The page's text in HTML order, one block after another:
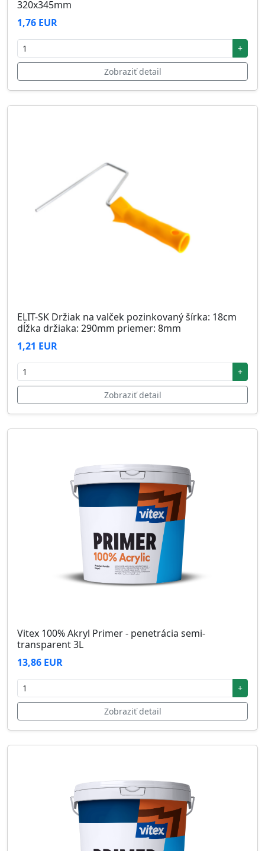
320x345mm
1,76 EUR
+
Zobraziť detail
ELIT-SK Držiak na valček pozinkovaný šírka: 18cm
dĺžka držiaka: 290mm priemer: 8mm
1,21 EUR
+
Zobraziť detail
Vitex 100% Akryl Primer - penetrácia semi-
transparent 3L
13,86 EUR
+
Zobraziť detail